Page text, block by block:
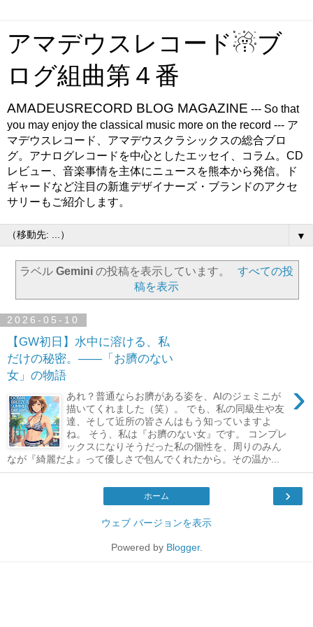
アマデウスレコード☃ブ
ログ組曲第４番
AMADEUSRECORD BLOG MAGAZINE --- So that
you may enjoy the classical music more on the record --- ア
マデウスレコード、アマデウスクラシックスの総合ブロ
グ。アナログレコードを中心としたエッセイ、コラム。CD
レビュー、音楽事情を主体にニュースを熊本から発信。ド
ギャードなど注目の新進デザイナーズ・ブランドのアクセ
サリーもご紹介します。
▼
ラベルGemini の投稿を表示しています。
すべての投
稿を表示
2026-05-10
【GW初日】水中に溶ける、私
だけの秘密。――「お臍のない
女」の物語
›
あれ？普通ならお臍がある姿を、AIのジェミニが
描いてくれました（笑）。 でも、私の同級生や友
達、そして近所の皆さんはもう知っていますよ
ね。 そう、私は『お臍のない女』です。 コンプレ
ックスになりそうだった私の個性を、周りのみん
なが『綺麗だよ』って優しさで包んでくれたから。その温か...
›
ホーム
ウェブ バージョンを表示
Powered by Blogger.